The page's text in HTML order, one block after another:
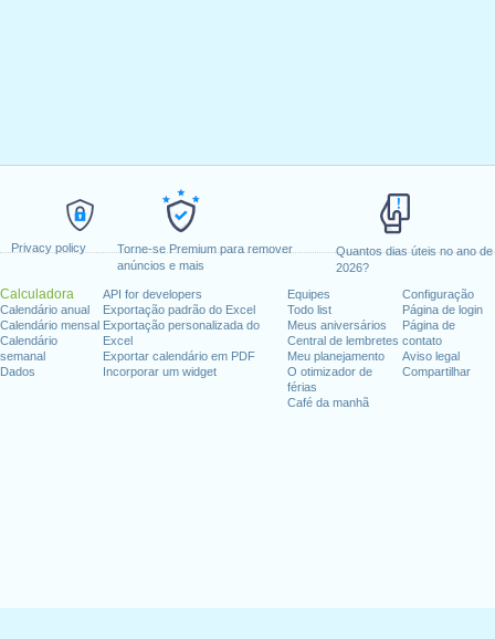
Privacy policy
Torne-se Premium para remover
anúncios e mais
Quantos dias úteis no ano de
2026?
Calculadora
Calendário anual
Calendário mensal
Calendário
semanal
Dados
API for developers
Exportação padrão do Excel
Exportação personalizada do
Excel
Exportar calendário em PDF
Incorporar um widget
Equipes
Todo list
Meus aniversários
Central de lembretes
Meu planejamento
O otimizador de
férias
Café da manhã
Configuração
Página de login
Página de
contato
Aviso legal
Compartilhar